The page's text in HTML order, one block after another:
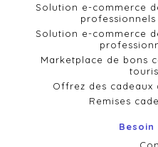
Solution e-commerce
Solution e-commerce
Marketplace de bons
Offrez des cadeaux
Remises
Besoin